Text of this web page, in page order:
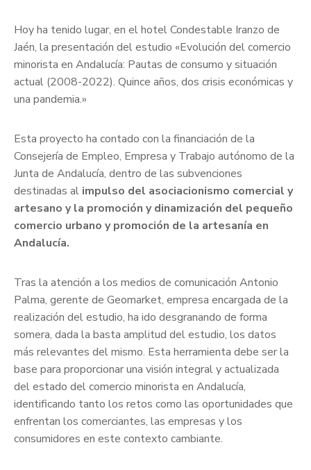
Hoy ha tenido lugar, en el hotel Condestable Iranzo de
Jaén, la presentación del estudio «Evolución del comercio
minorista en Andalucía: Pautas de consumo y situación
actual (2008-2022). Quince años, dos crisis económicas y
una pandemia.»
Esta proyecto ha contado con la financiación de la
Consejería de Empleo, Empresa y Trabajo autónomo de la
Junta de Andalucía, dentro de las subvenciones
destinadas al impulso del asociacionismo comercial y
artesano y la promoción y dinamización del pequeño
comercio urbano y promoción de la artesanía en
Andalucía.
Tras la atención a los medios de comunicación Antonio
Palma, gerente de Geomarket, empresa encargada de la
realización del estudio, ha ido desgranando de forma
somera, dada la basta amplitud del estudio, los datos
más relevantes del mismo. Esta herramienta debe ser la
base para proporcionar una visión integral y actualizada
del estado del comercio minorista en Andalucía,
identificando tanto los retos como las oportunidades que
enfrentan los comerciantes, las empresas y los
consumidores en este contexto cambiante.